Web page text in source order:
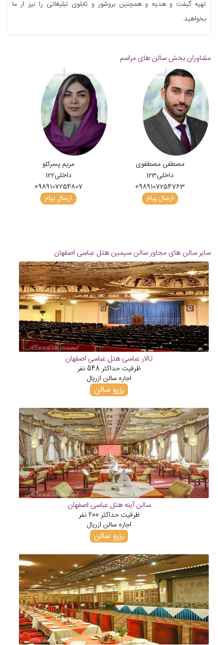
تهیه گیفت و هدیه و همچنین بروشور و تابلوی تبلیغاتی را نیز از ما
بخواهید.
مشاوران بخش سالن های مراسم
مصطفی مصطفوی
داخلی123
+989107254763
ارسال پیام
مریم پسرکلو
داخلی122
+989107254807
ارسال پیام
سایر سالن های مجاور سالن سیمین هتل عباسی اصفهان
تالار عباسی هتل عباسی اصفهان
ظرفیت حداکثر 548 نفر
اجاره سالن ازریال
رزرو سالن
سالن آینه هتل عباسی اصفهان
ظرفیت حداکثر 200 نفر
اجاره سالن ازریال
رزرو سالن